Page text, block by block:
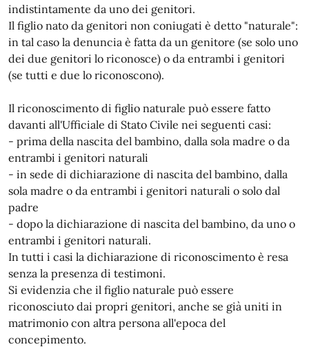
indistintamente da uno dei genitori.
Il figlio nato da genitori non coniugati è detto "naturale":
in tal caso la denuncia è fatta da un genitore (se solo uno
dei due genitori lo riconosce) o da entrambi i genitori
(se tutti e due lo riconoscono).
Il riconoscimento di figlio naturale può essere fatto
davanti all'Ufficiale di Stato Civile nei seguenti casi:
- prima della nascita del bambino, dalla sola madre o da
entrambi i genitori naturali
- in sede di dichiarazione di nascita del bambino, dalla
sola madre o da entrambi i genitori naturali o solo dal
padre
- dopo la dichiarazione di nascita del bambino, da uno o
entrambi i genitori naturali.
In tutti i casi la dichiarazione di riconoscimento è resa
senza la presenza di testimoni.
Si evidenzia che il figlio naturale può essere
riconosciuto dai propri genitori, anche se già uniti in
matrimonio con altra persona all'epoca del
concepimento.